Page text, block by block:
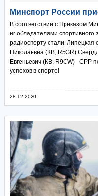
Минспорт России
В соответствии с Приказом
нг обладателями
радиоспорту стали:
Николаевна (КВ, R5GR)
Евгеньевич (КВ, R9CW) СРР
успехов в спорте!
28.12.2020